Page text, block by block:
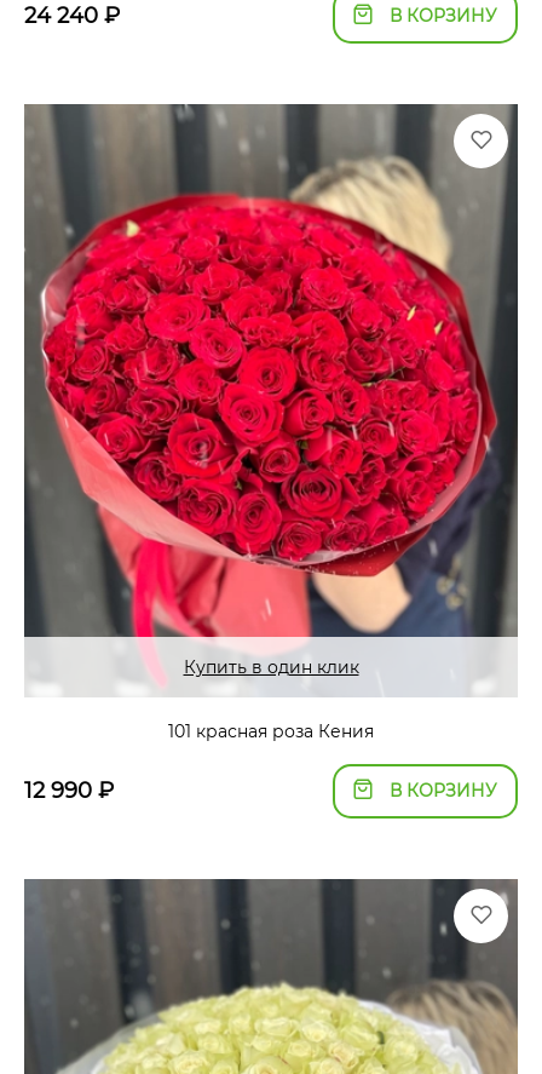
24 240 ₽ В КОРЗИНУ
Купить в один клик
101 красная роза Кения
12 990 ₽ В КОРЗИНУ